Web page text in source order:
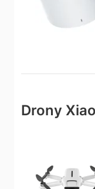
Drony